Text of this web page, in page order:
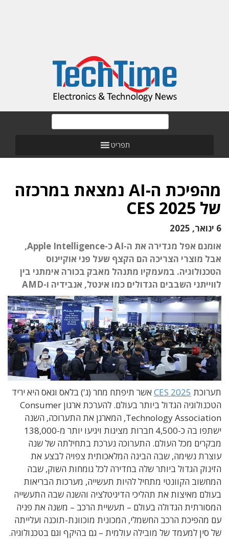
תפריט
מהפיכת ה-AI נמצאת במרכזה
של CES 2025
6 ינואר, 2025
אומנם אפל מגדירה את ה-AI כ-Apple Intelligence,
אבל מוצרי הצריכה הם הקצף שעל פני אוקיינוס
הטכנולוגיה. במעמקיו מתנהל מאבק בכורה אימתני בין
לווייתני השבבים הגדולים כמו אינטל, אנבידיה ו-AMD
תערוכת CES 2025 אשר תיפתח מחר (ג') בלאס וגאס היא יריד
הטכנולוגיה הגדול ביותר בעולם. להערכת ארגון Consumer
Technology Association, המארגן את התערוכה, השנה
ישתפו בה כ-4,500 חברות מציגות ויגיעו יותר מ-138,000
מבקרים מכל העולם. התערוכה נערכת בתחילתה של שנה
עוצרת נשימה, שבה הבינה המלאכותית צפויה לבצע את
הזינוק הגדול ביותר שלה בחדירה לכל גומחות השוק, שבה
המחשוב הקוונטי מתחיל להיות תעשייה, מערכות הבריאות
בעולם מאיצות את תהליכי הדיגיטלציה והשנה שבה התעשייה
המסורתית הגדולה בעולם – תעשיית הרכב – משנה את פניה
עם מהפיכת הרכב החשמלי, המכונית מוכוונת-תוכנה ועלייתה
של סין למעמד של מובילה עולמית – גם בהיקף וגם בטכנולוגיה.